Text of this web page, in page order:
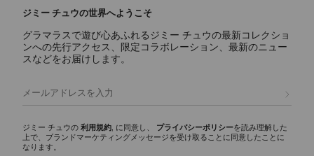
ジミー チュウの世界へようこそ
グラマラスで遊び心あふれるジミー チュウの最新コレクショ
ンへの先行アクセス、限定コラボレーション、最新のニュー
スなどをお届けします。
ジミー チュウの 利用規約 , に同意し、 プライバシーポリシーを読み理解した
上で、ブランドマーケティングメッセージを受け取ることに同意したことに
なります。